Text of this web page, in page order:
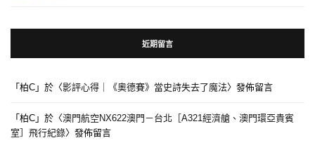
近期留言
「柏C 」於〈影評心得｜《奧德賽》當史詩失去了魔法〉發佈留言
「柏C 」於〈澳門航空NX622澳門－台北［A321經濟艙、澳門環亞貴賓
室］飛行紀錄〉發佈留言